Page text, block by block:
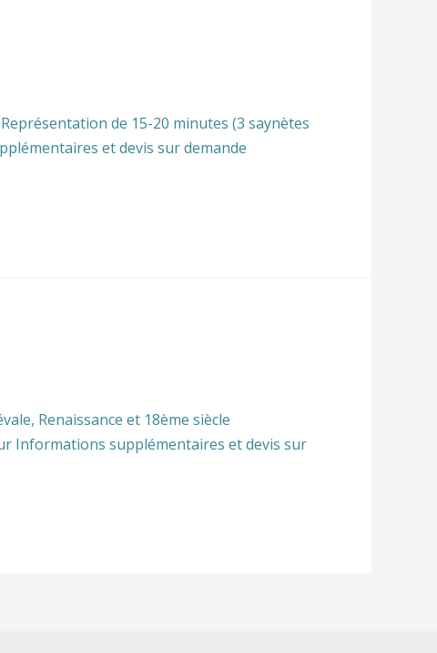
de 15-20 minutes (3 saynètes
et devis sur demande
Renaissance et 18ème siècle
Informations supplémentaires et devis sur